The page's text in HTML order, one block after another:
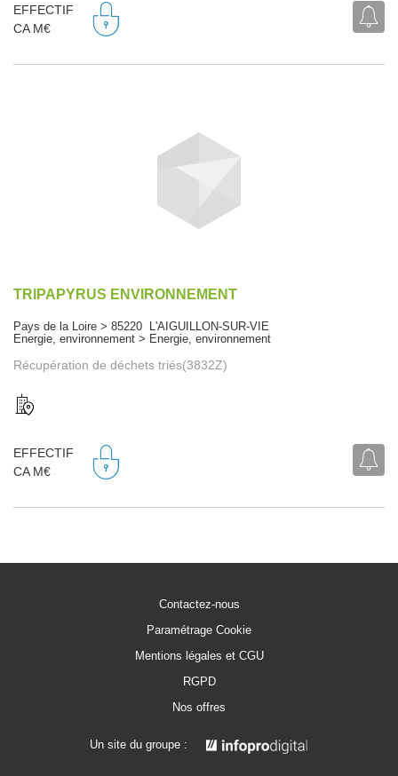
EFFECTIF
CA M€
TRIPAPYRUS ENVIRONNEMENT
Pays de la Loire > 85220 L'AIGUILLON-SUR-VIE
Energie, environnement > Energie, environnement
Récupération de déchets triés(3832Z)
EFFECTIF
CA M€
Contactez-nous
Paramétrage Cookie
Mentions légales et CGU
RGPD
Nos offres
Un site du groupe :